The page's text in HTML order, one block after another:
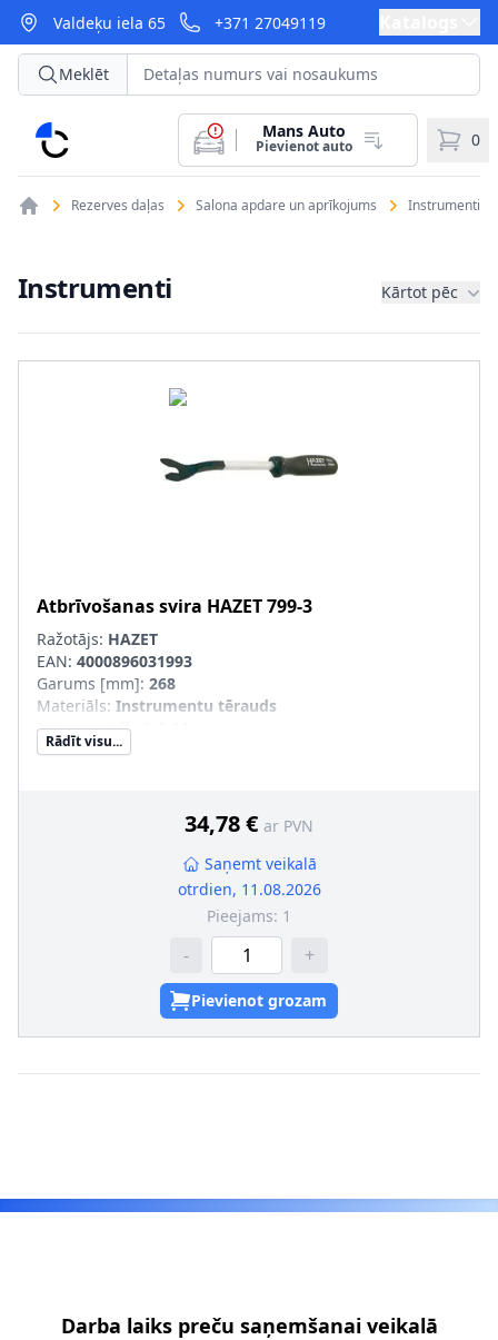
Valdeķu iela 65 +371 27049119
CarParts
Meklēt
Mans Auto
Pievienot auto 0
Rezerves daļas Salona apdare un aprīkojums Instrumenti
Instrumenti Kārtot pēc
Atbrīvošanas svira HAZET799-3
Ražotājs: HAZET
EAN: 4000896031993
Garums [mm]: 268
Materiāls: Instrumentu tērauds
Neto svars [kg]
Rādīt visu...
34,78 € ar PVN
Saņemt veikalā
otrdien, 11.08.2026
Pieejams: 1
- +
Pievienot grozam
Darba laiks preču saņemšanai veikalā